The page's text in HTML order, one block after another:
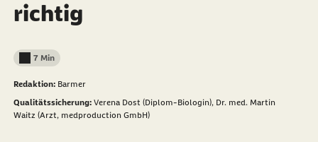
richtig
Lesedauer weniger als
7 Min
Redaktion: Barmer
Qualitätssicherung: Verena Dost (Diplom-Biologin), Dr. med. Martin
Waitz (Arzt, medproduction GmbH)